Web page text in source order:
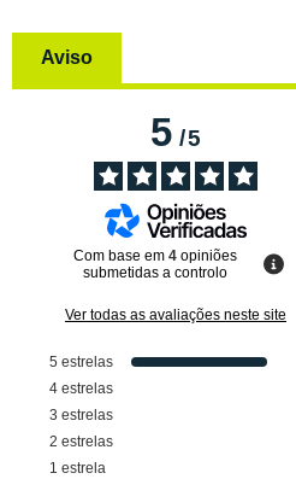
Aviso
5/5
Com base em 4 opiniões
submetidas a controlo
Ver todas as avaliações neste site
5 estrelas
4 estrelas
3 estrelas
2 estrelas
1 estrela